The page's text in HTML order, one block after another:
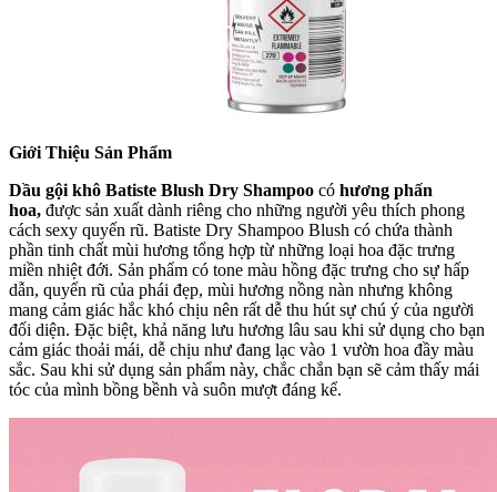
Giới Thiệu Sản Phẩm
Dầu gội khô Batiste Blush Dry Shampoo có hương phấn
hoa, được sản xuất dành riêng cho những người yêu thích phong
cách sexy quyến rũ. Batiste Dry Shampoo Blush có chứa thành
phần tinh chất mùi hương tổng hợp từ những loại hoa đặc trưng
miền nhiệt đới. Sản phẩm có tone màu hồng đặc trưng cho sự hấp
dẫn, quyến rũ của phái đẹp, mùi hương nồng nàn nhưng không
mang cảm giác hắc khó chịu nên rất dễ thu hút sự chú ý của người
đối diện. Đặc biệt, khả năng lưu hương lâu sau khi sử dụng cho bạn
cảm giác thoải mái, dễ chịu như đang lạc vào 1 vườn hoa đầy màu
sắc. Sau khi sử dụng sản phẩm này, chắc chắn bạn sẽ cảm thấy mái
tóc của mình bồng bềnh và suôn mượt đáng kể.